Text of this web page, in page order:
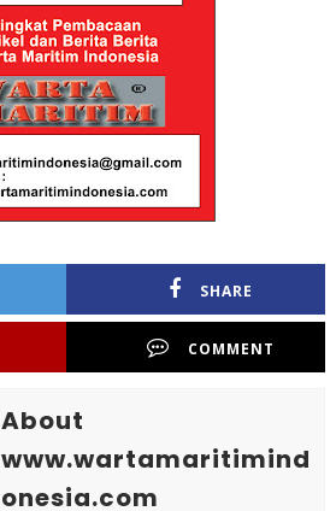
SHARE
COMMENT
About
www.wartamaritimind
onesia.com